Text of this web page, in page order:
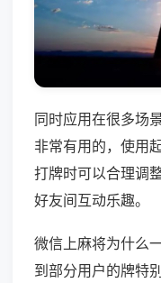
同时应用在很多场
非常有用的，使用
打牌时可以合理调
好友间互动乐趣。
微信上麻将为什么
到部分用户的牌特